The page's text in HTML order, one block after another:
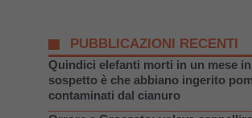
PUBBLICAZIONI RECENTI
Quindici elefanti morti in un mese
sospetto è che abbiano ingerito
contaminati dal cianuro